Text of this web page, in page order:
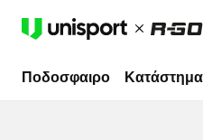
Ποδοσφαιρο